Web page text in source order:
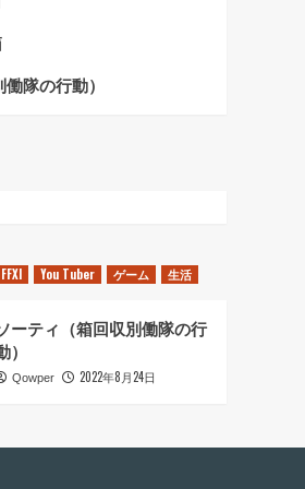
隊の行動）
FFXI You Tuber ゲーム 生活
ーティ（箱回収別働隊の行
）
Qowper 2022年8月24日